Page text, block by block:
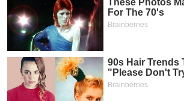
Công
đầu
tư